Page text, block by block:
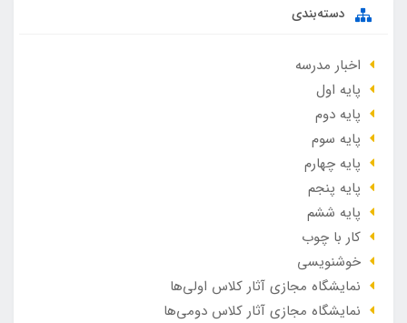
دسته‌بندی
اخبار مدرسه
پایه اول
پایه دوم
پایه سوم
پایه چهارم
پایه پنجم
پایه ششم
کار با چوب
خوشنویسی
نمایشگاه مجازی آثار کلاس اولی‌ها
نمایشگاه مجازی آثار کلاس دومی‌ها